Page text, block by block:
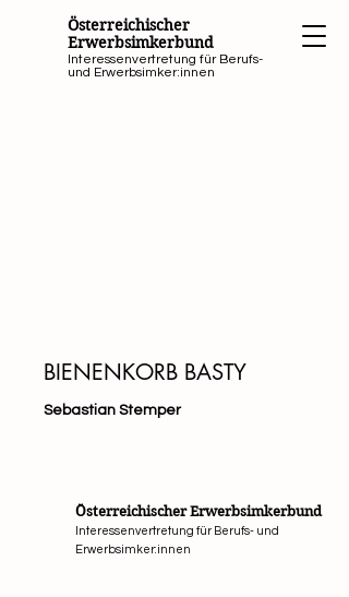
Österreichischer
Erwerbsimkerbund
Interessenvertretung für Berufs-
und Erwerbsimker:innen
BIENENKORB BASTY
Sebastian Stemper
Österreichischer Erwerbsimkerbund
Interessenvertretung für Berufs- und
Erwerbsimker:innen